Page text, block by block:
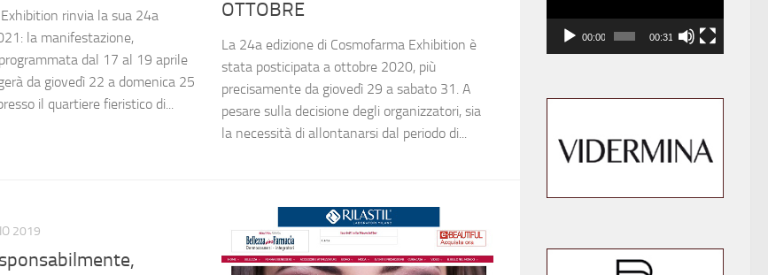
rinvia la sua 24a
la manifestazione,
dal 17 al 19 aprile
da giovedì 22 a domenica 25
il quartiere fieristico di...
OTTOBRE
La 24a edizione di Cosmofarma Exhibition è
stata posticipata a ottobre 2020, più
precisamente da giovedì 29 a sabato 31. A
pesare sulla decisione degli organizzatori, sia
la necessità di allontanarsi dal periodo di...
2019
00:00 00:31